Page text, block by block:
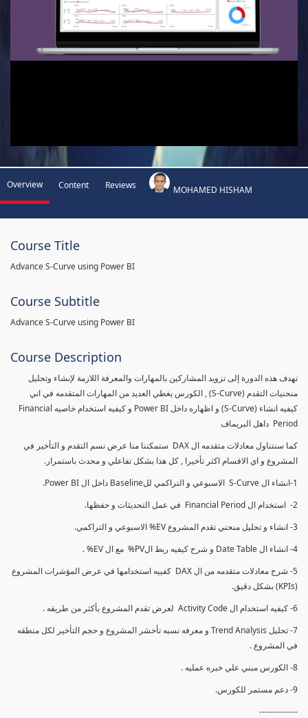
Overview Content Reviews MOHAMED HISHAM
Course Title
Advance S-Curve using Power BI
Course Subtitle
Advance S-Curve using Power BI
Course Description
تهدف هذه الدورة إلى تزويد المشاركين بالمهارات والمعرفة اللازمة لإنشاء وتحليل
منحنيات التقدم (S-Curve) , الكورس يغطي العديد من المهارات المتقدمه في اني
كيفيه انشاء (S-Curve) و اظهاره داخل Power BI و كيفيه استخدام خاصيه Financial
Period داهل البريماف
كما سنتناول معادلات متقدمه ال DAX ستمكننا منا عرض نسم التقدم و التأخير في
المشروع و اي الاقسام اكثر تأخيرا , كل هذا بشكل تفاعلي و محدث باستمرار.
1-انشاء ال S-Curve الاسبوعي و التراكمي للBaseline داخل ال Power BI.
2- استخدام ال Financial Period في عمل التحديثات و حفظها.
3- انشاء و تحليل منحني تقدم المشروع EV% الاسبوعي و التراكمي.
4- انشاء ال Date Table و شرح كيفيه ربط الPV% مع ال EV% .
5- شرح معادلات متقدمه من ال DAX كفييه استخدامها في عرض المؤشرات المشروع
(KPIs) بشكل دقيق.
6- كيفيه استخدام ال Activity Code لعرض تقدم المشروع بأكثر من طريقه .
7- تحليل Trend Analysis و معرفه نسبه تأخشر المشروع و حجم التأخير لكل منطقه
في المشروع .
8- الكورس مبني علي خبره عمليه .
9- دعم مستمر للكورس.
--------------